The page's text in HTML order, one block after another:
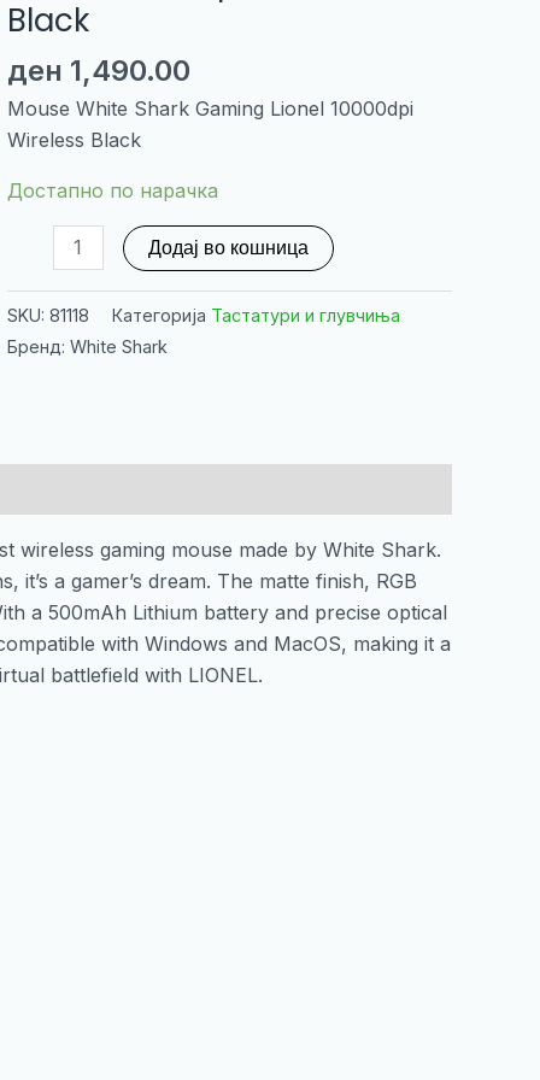
Black
ден 1,490.00
Mouse White Shark Gaming Lionel 10000dpi
Wireless Black
Достапно по нарачка
White
Lionel
Black
Додај во кошница
SKU: 81118 Категорија Тастатури и глувчиња
Бренд: White Shark
wireless gaming mouse made by White Shark.
a gamer’s dream. The matte finish, RGB
a 500mAh Lithium battery and precise optical
with Windows and MacOS, making it a
battlefield with LIONEL.